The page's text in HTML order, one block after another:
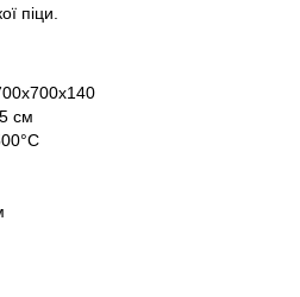
піци.
см